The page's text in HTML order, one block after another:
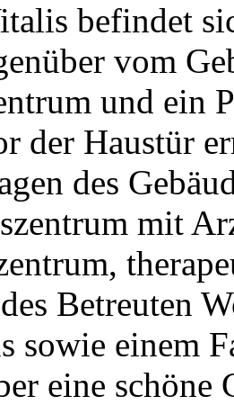
befindet
vom
und ein
der Haustür
des
mit
Betreuten
sowie einem
eine